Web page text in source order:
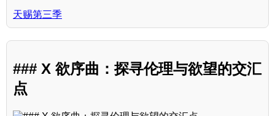
天赐第三季
### X 欲序曲：探寻伦理与欲望的交汇
点